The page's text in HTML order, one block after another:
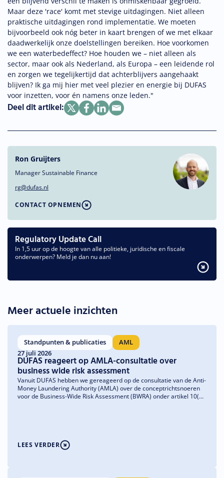
Maar deze 'race' komt met stevige uitdagingen. Niet alleen
praktische uitdagingen rond implementatie. We moeten
bijvoorbeeld ook nóg beter in kaart brengen of we met elkaar
daadwerkelijk onze doelstellingen bereiken. Hoe voorkomen
we een waterbedeffect? Hoe houden we – niet alleen als
sector, maar ook als Nederland, als Europa – een leidende rol
en zorgen we tegelijkertijd dat achterblijvers aangehaakt
blijven? Ik ga mij hier met veel plezier en energie bij DUFAS
voor inzetten, voor én namens onze leden."
Deel dit artikel:
Ron Gruijters
Manager Sustainable Finance
rg@dufas.nl
CONTACT OPNEMEN
Regulatory Update Call
In 1,5 uur op de hoogte van alle politieke, juridische en fiscale
onderwerpen? Meld je dan nu aan!
Meer actuele inzichten
Standpunten & publicaties
AML
27 juli 2026
DUFAS reageert op AMLA-consultatie over
business wide risk assessment
Vanuit DUFAS hebben we gereageerd op de consultatie van de Anti-
Money Laundering Authority (AMLA) over de conceptrichtsnoeren
voor de Business-Wide Risk Assessment (BWRA) onder artikel 10(4)
LEES VERDER